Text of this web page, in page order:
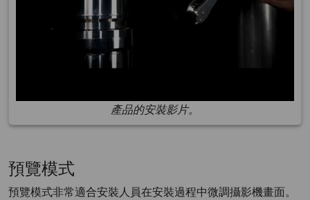
產品的安裝影片。
預覽模式
預覽模式非常適合安裝人員在安裝過程中微調攝影機畫面。